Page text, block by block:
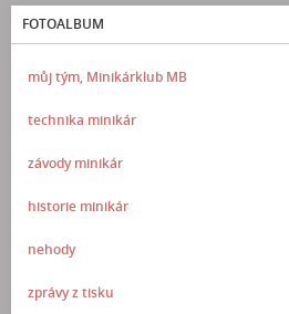
FOTOALBUM
můj tým, Minikárklub MB
technika minikár
závody minikár
historie minikár
nehody
zprávy z tisku